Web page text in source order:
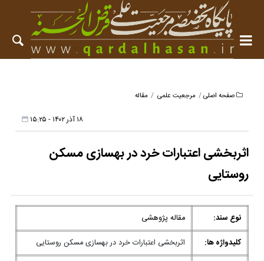
صفحه اصلی مرجعیت علمی مقاله
۱۸ آذر ۱۴۰۲ - ۱۵:۲۵
اثربخشی اعتبارات خرد در بهسازی مسکن
روستایی
نوع سند:
مقاله پژوهشی
کلیدواژه ها:
اثربخشی اعتبارات خرد در بهسازی مسکن روستایی